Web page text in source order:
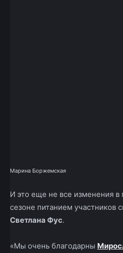
Марина Боржемская
И это еще не все изменения в
сезоне питанием участников
Светлана Фус.
«Мы очень благодарны